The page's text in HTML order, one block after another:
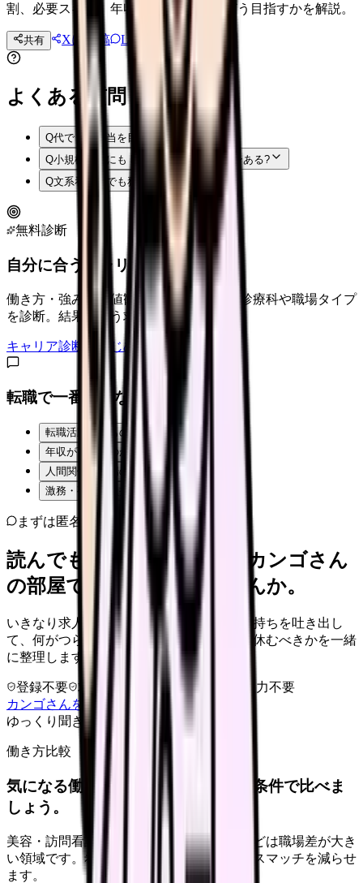
割、必要スキル、年収 550-800 万円、どう目指すかを解説。
共有 Xに投稿 LINE 投稿文コピー
よくある質問
Q代で DX 担当を目指すには遅い?
Q小規模病院にも DX 推進担当ポジションある?
Q文系看護師でも務まる?
無料診断
自分に合うキャリアタイプは？
働き方・強み・価値観から、向いている診療科や職場タイプ
を診断。結果に合う求人も表示。
キャリア診断をはじめる
転職で一番不安なことは？
転職活動そのものが不安
年収が下がるのが怖い
人間関係・職場の雰囲気
激務・夜勤の負担
まずは匿名で整理
読んでもまだ苦しいなら、カンゴさん
の部屋で少し話してみませんか。
いきなり求人相談には進みません。今の気持ちを吐き出し
て、何がつらいのか、辞めるべきか、少し休むべきかを一緒
に整理します。
登録不要 求人押し売りなし
病院名は入力不要
カンゴさんを知ってから相談する
ゆっくり聞きます
働き方比較
気になる働き方を、求人を見る前に条件で比べま
しょう。
美容・訪問看護・クリニック・夜勤なしなどは職場差が大き
い領域です。希望条件を先に整理するとミスマッチを減らせ
ます。